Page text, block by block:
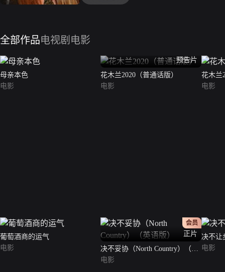
全部作品电视剧 电影
母亲本色
电影
预告片
花木兰2020（普通话版）
电影
花木兰
电影
葡萄酒商的运气
电影
正片
会员
决不妥协（North Country）（英
语版）
电影
决不让
电影